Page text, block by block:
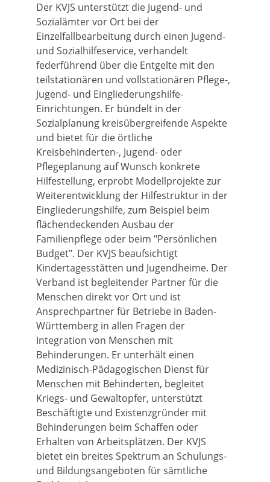
Der KVJS unterstützt die Jugend- und
Sozialämter vor Ort bei der
Einzelfallbearbeitung durch einen Jugend-
und Sozialhilfeservice, verhandelt
federführend über die Entgelte mit den
teilstationären und vollstationären Pflege-,
Jugend- und Eingliederungshilfe-
Einrichtungen. Er bündelt in der
Sozialplanung kreisübergreifende Aspekte
und bietet für die örtliche
Kreisbehinderten-, Jugend- oder
Pflegeplanung auf Wunsch konkrete
Hilfestellung, erprobt Modellprojekte zur
Weiterentwicklung der Hilfestruktur in der
Eingliederungshilfe, zum Beispiel beim
flächendeckenden Ausbau der
Familienpflege oder beim "Persönlichen
Budget". Der KVJS beaufsichtigt
Kindertagesstätten und Jugendheime. Der
Verband ist begleitender Partner für die
Menschen direkt vor Ort und ist
Ansprechpartner für Betriebe in Baden-
Württemberg in allen Fragen der
Integration von Menschen mit
Behinderungen. Er unterhält einen
Medizinisch-Pädagogischen Dienst für
Menschen mit Behinderten, begleitet
Kriegs- und Gewaltopfer, unterstützt
Beschäftigte und Existenzgründer mit
Behinderungen beim Schaffen oder
Erhalten von Arbeitsplätzen. Der KVJS
bietet ein breites Spektrum an Schulungs-
und Bildungsangeboten für sämtliche